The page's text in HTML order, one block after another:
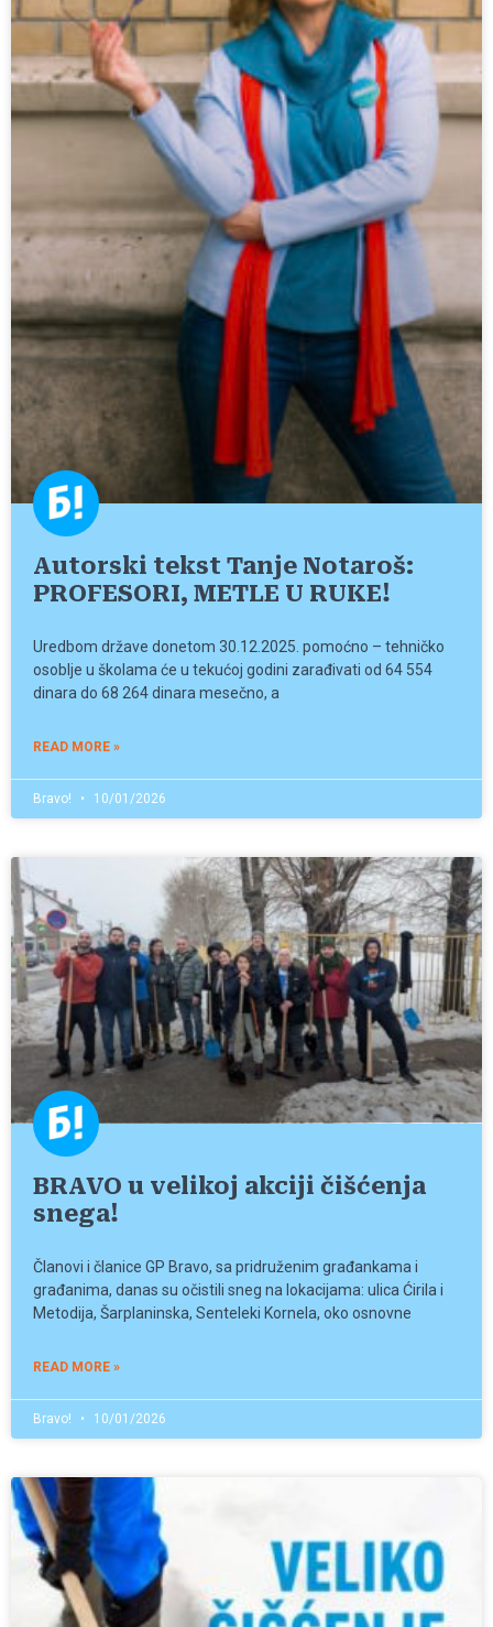
Autorski tekst Tanje Notaroš:
PROFESORI, METLE U RUKE!
Uredbom države donetom 30.12.2025. pomoćno – tehničko
osoblje u školama će u tekućoj godini zarađivati od 64 554
dinara do 68 264 dinara mesečno, a
READ MORE »
Bravo! 10/01/2026
BRAVO u velikoj akciji čišćenja
snega!
Članovi i članice GP Bravo, sa pridruženim građankama i
građanima, danas su očistili sneg na lokacijama: ulica Ćirila i
Metodija, Šarplaninska, Senteleki Kornela, oko osnovne
READ MORE »
Bravo! 10/01/2026